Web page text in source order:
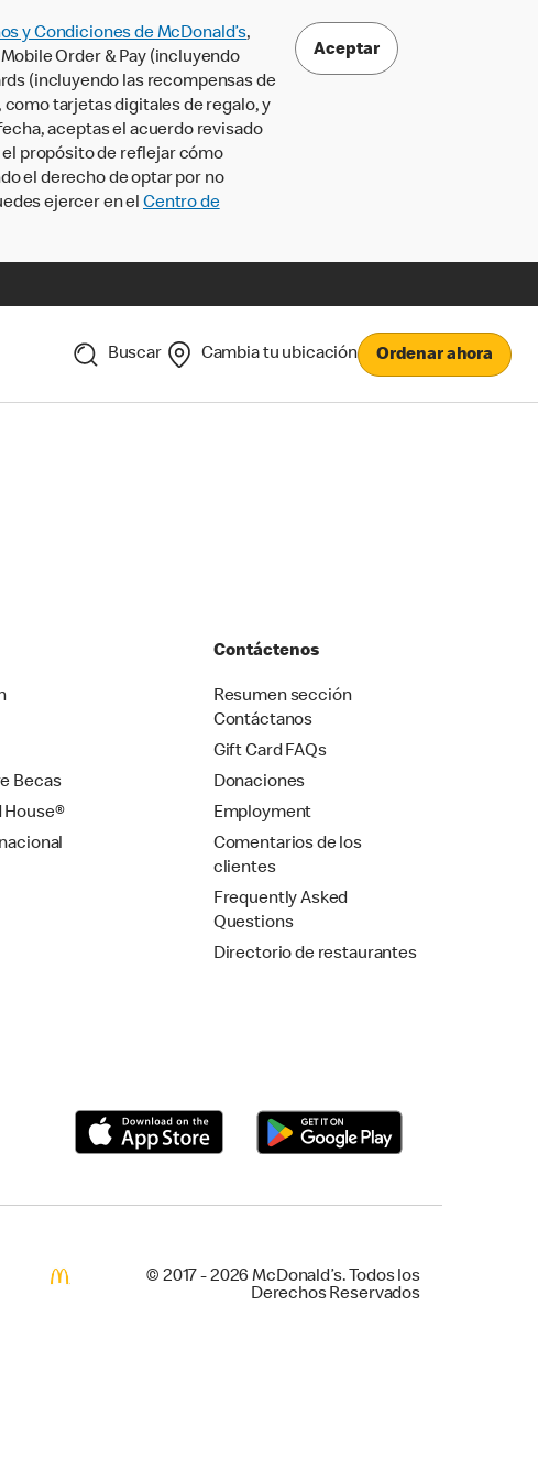
y Condiciones de McDonald’s,
Order & Pay (incluyendo
(incluyendo las recompensas de
tarjetas digitales de regalo, y
aceptas el acuerdo revisado
el propósito de reflejar cómo
el derecho de optar por no
ejercer en el Centro de
Aceptar
Buscar Cambia tu ubicación Ordenar ahora
Becas
House®
Contáctenos
Resumen sección
Contáctanos
Gift Card FAQs
Donaciones
Employment
Comentarios de los
clientes
Frequently Asked
Questions
Directorio de restaurantes
© 2017 - 2026 McDonald’s. Todos los
Derechos Reservados